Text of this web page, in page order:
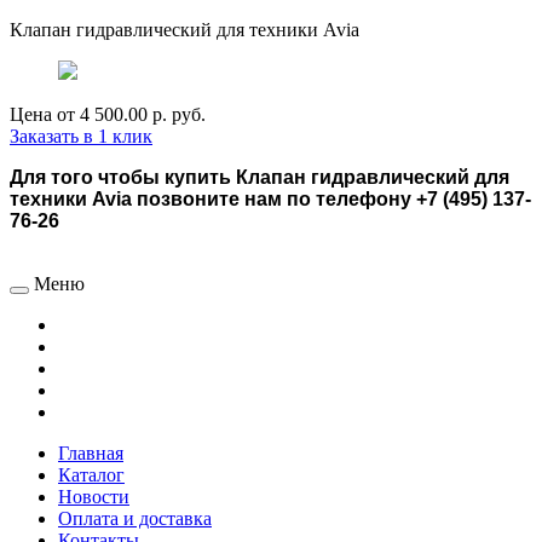
Клапан гидравлический для техники Avia
Цена от 4 500.00 р. руб.
Заказать в 1 клик
Для того чтобы купить Клапан гидравлический для
техники Avia позвоните нам по телефону +7 (495) 137-
76-26
Меню
Главная
Каталог
Новости
Оплата и доставка